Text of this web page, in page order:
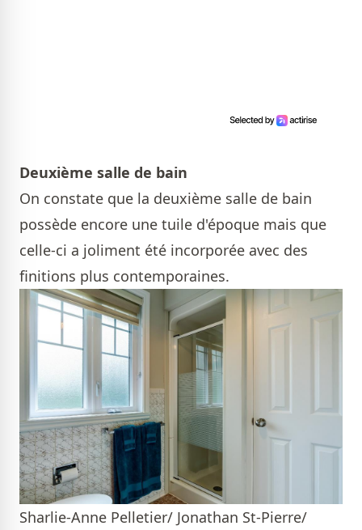
Deuxième salle de bain
On constate que la deuxième salle de bain
possède encore une tuile d'époque mais que
celle-ci a joliment été incorporée avec des
finitions plus contemporaines.
Sharlie-Anne Pelletier/ Jonathan St-Pierre/